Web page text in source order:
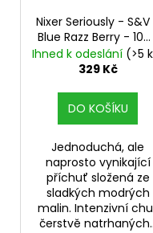
Nixer Seriously -
Blue Razz Berry - 10ml
Malina
Ihned k odeslání (>5
329 Kč
DO KOŠÍKU
Jednoduchá, ale
naprosto vynikající
příchuť složená ze
sladkých modrých
malin. Intenzivní
čerstvě